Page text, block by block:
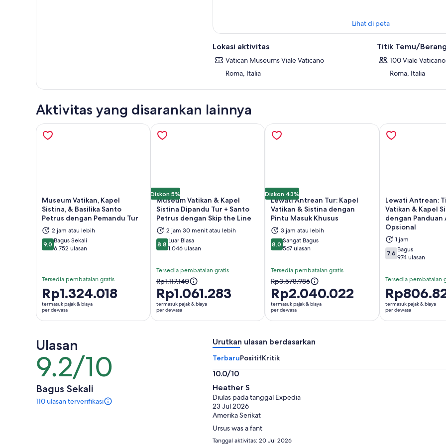
Lihat di peta
Lokasi aktivitas
Vatican Museums Viale Vaticano
Roma, Italia
Titik Temu/
100 Viale Vaticano
Roma, Italia
Aktivitas yang disarankan lainnya
Museum Vatikan, Kapel
Sistina, & Basilika Santo
Petrus dengan Pemandu Tur
2 jam atau lebih
9.09.0 dari 10
Bagus Sekali
6.752 ulasan
Tersedia pembatalan gratis
Harga
Rp1.324.018
per
dewasa
Rp1.324.018
termasuk pajak & biaya
per dewasa
Buka di tab baru
Diskon 5%
Museum Vatikan & Kapel
Sistina Dipandu Tur + Santo
Petrus dengan Skip the Line
2 jam 30 menit atau lebih
8.88.8 dari 10
Luar Biasa
1.046 ulasan
Tersedia pembatalan gratis
Harga
sebelumnya
adalah
Rp1.117.140
dan
Rp1.117.140
Rp1.061.283
termasuk pajak & biaya
per dewasa
Buka di tab baru
Diskon 43%
Lewati Antrean Tur: Kapel
Vatikan & Sistina dengan
Pintu Masuk Khusus
3 jam atau lebih
8.08.0 dari 10
Sangat Bagus
567 ulasan
Tersedia pembatalan gratis
Harga
sebelumnya
adalah
Rp3.578.986
dan
saat
ini
dewasa
Rp3.578.986
Rp2.040.022
termasuk pajak & biaya
per dewasa
Buka di tab baru
Lewati Antrean:
Vatikan & Kapel
dengan Panduan
Opsional
1 jam
7.67.6 dari 10
Bagus
974 ulasan
Tersedia pembatalan
Harga
Rp806.823
per
dewasa
termasuk pajak & biaya
per dewasa
Ulasan
9.2/10
9.2
dari
10
Bagus Sekali
110 ulasan terverifikasi
110
Urutkan ulasan berdasarkan
TerbaruPositifKritik
10.0/10
10.0
dari
10
Heather S
Diulas pada tanggal Expedia
23 Jul 2026
Amerika Serikat
Ursus was a fant
Tanggal aktivitas: 20 Jul 2026